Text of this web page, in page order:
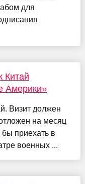
для
Китай
Америки»
Визит должен
на месяц
приехать в
военных ...